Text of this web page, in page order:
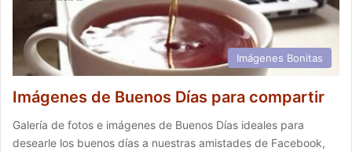
Imágenes Bonitas
Imágenes de Buenos Días para compartir
Galería de fotos e imágenes de Buenos Días ideales para
desearle los buenos días a nuestras amistades de Facebook,